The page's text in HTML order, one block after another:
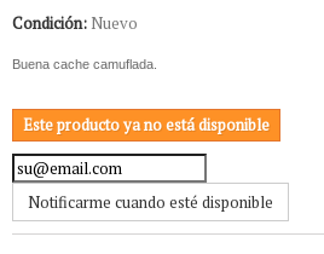
Condición: Nuevo
Buena cache camuflada.
Este producto ya no está disponible
Notificarme cuando esté disponible